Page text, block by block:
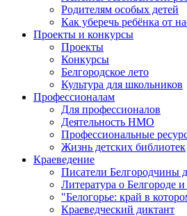
Родителям особых детей
Как уберечь ребёнка от
Проекты и конкурсы
Проекты
Конкурсы
Белгородское лето
Культура для школьников
Профессионалам
Для профессионалов
Деятельность НМО
Профессиональные
Жизнь детских библиотек
Краеведение
Писатели Белгородчины
Литература о Белгороде
"Белогорье: край в
Краеведческий диктант